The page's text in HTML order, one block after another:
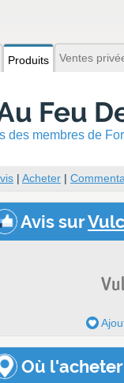
Produits Ventes
Feu
des membres de
| Acheter |
Avissur
Où l'acheter